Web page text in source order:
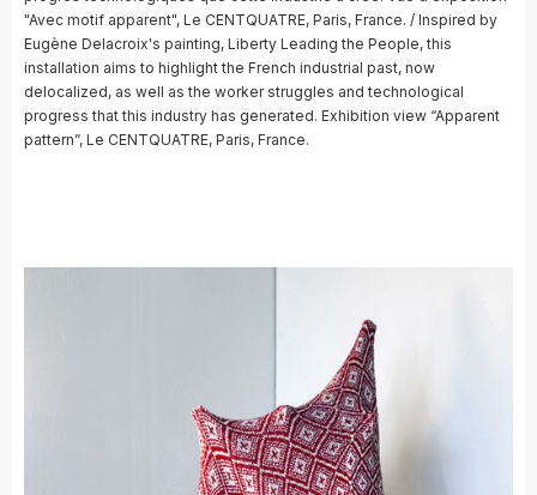
"Avec motif apparent", Le CENTQUATRE, Paris, France. / Inspired by
Eugène Delacroix's painting, Liberty Leading the People, this
installation aims to highlight the French industrial past, now
delocalized, as well as the worker struggles and technological
progress that this industry has generated. Exhibition view “Apparent
pattern”, Le CENTQUATRE, Paris, France.